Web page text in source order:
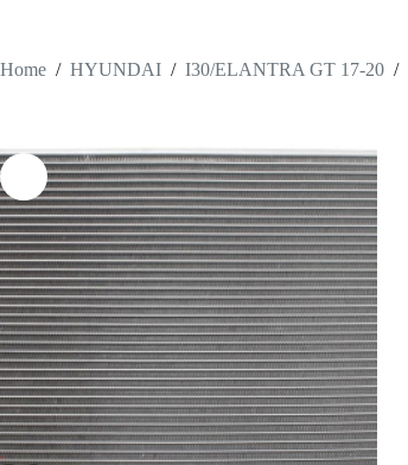
Home / HYUNDAI / I30/ELANTRA GT 17-20 /